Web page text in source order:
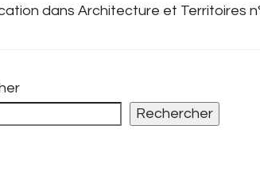
dans Architecture et Territoires
Rechercher